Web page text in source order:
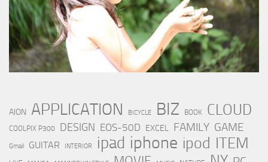
AION APPLICATION BICYCLE BIZ BOOK CLOUD
COOLPIX P300 DESIGN EOS-50D EXCEL FAMILY GAME
Gmail GUITAR INTERIOR ipad iphone ipod ITEM